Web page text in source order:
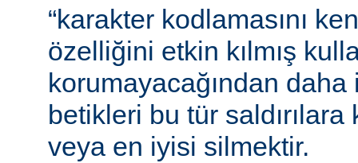
“karakter kodlamasını
özelliğini etkin kılmış
korumayacağından
betikleri bu tür saldırılara
veya en iyisi silmektir.